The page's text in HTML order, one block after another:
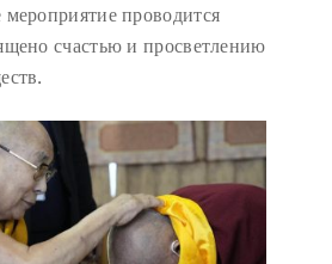
проводится
счастью и просветлению